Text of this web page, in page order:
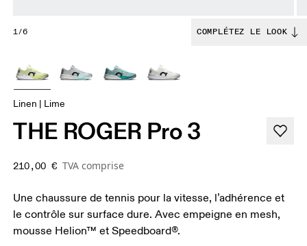
1/6 COMPLÉTEZ LE LOOK
Linen | Lime
THE ROGER Pro 3
210,00 € TVA comprise
Une chaussure de tennis pour la vitesse, l’adhérence et
le contrôle sur surface dure. Avec empeigne en mesh,
mousse Helion™ et Speedboard®.